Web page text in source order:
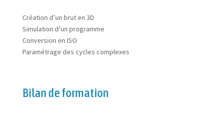
Création d’un brut en 3D
Simulation d’un programme
Conversion en ISO
Paramétrage des cycles complexes
Bilan de formation